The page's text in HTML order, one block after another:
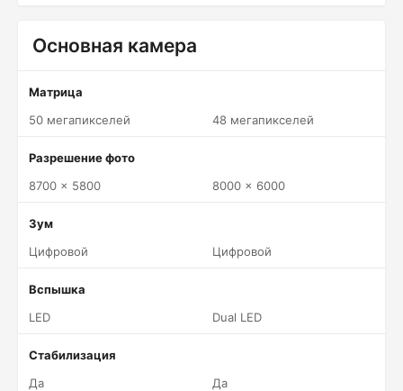
Основная камера
Матрица
50 мегапикселей
48 мегапикселей
Разрешение фото
8700 x 5800
8000 x 6000
Зум
Цифровой
Цифровой
Вспышка
LED
Dual LED
Стабилизация
Да
Да